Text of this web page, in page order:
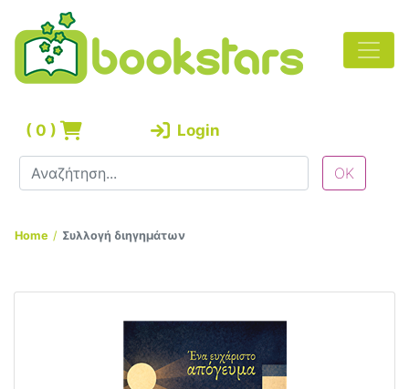
( 0 ) Login
Home Συλλογή διηγημάτων